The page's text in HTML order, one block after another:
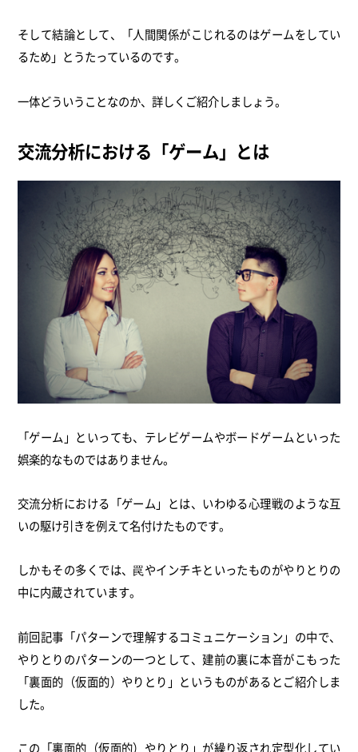
そして結論として、「人間関係がこじれるのはゲームをしてい
るため」とうたっているのです。
一体どういうことなのか、詳しくご紹介しましょう。
交流分析における「ゲーム」とは
「ゲーム」といっても、テレビゲームやボードゲームといった
娯楽的なものではありません。
交流分析における「ゲーム」とは、いわゆる心理戦のような互
いの駆け引きを例えて名付けたものです。
しかもその多くでは、罠やインチキといったものがやりとりの
中に内蔵されています。
前回記事「パターンで理解するコミュニケーション」の中で、
やりとりのパターンの一つとして、建前の裏に本音がこもった
「裏面的（仮面的）やりとり」というものがあるとご紹介しま
した。
この「裏面的（仮面的）やりとり」が繰り返され定型化してい